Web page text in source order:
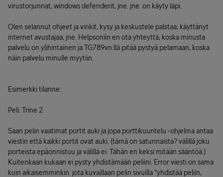
virustorjunnat, windows defenderit, jne. jne. on käyty läpi.
Olen selannut ohjeet ja vinkit, kysy ja keskustele palstaa; käyttänyt
internet avustajaa, jne. Helpsoniin en ota yhteyttä, koska minusta
palvelu on ylihintainen ja TG789vn:llä pitää pystyä pelamaan, koska
näin palvelu minulle myytiin.
Esimerkki tilanne:
Peli: Trine 2
Saan pelin vaatimat portit auki ja jopa porttikuuntelu -ohjelma antaa
viestin että kaikki portit ovat auki. (tämä on satunnaista? välillä joku
porteista epäonnistuu ja välillä ei. Tähän en keksi mitään sääntöä.)
Kuitenkaan kukaan ei pysty yhdistämään peliini. Error viesti on sama
kuin aikaisemminkin. jota kuvaillaan pelin sivuilla "yhdistää peliin,